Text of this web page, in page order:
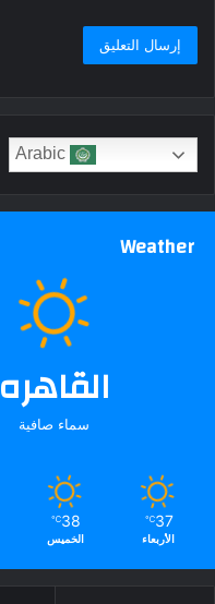
Weather
القاهره
سماء صافية
37
℃
الأربعاء
38
℃
الخميس